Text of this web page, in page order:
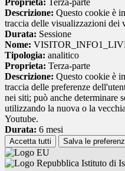
Descrizione: Questo cookie è
traccia delle visualizzazioni dei
Durata: Sessione
Nome:
Tipologia: analitico
Proprieta: Terza-parte
Descrizione: Questo cookie è
traccia delle preferenze
nei siti; può anche determinare
utilizzando la nuova o la
Youtube.
Durata: 6 mesi
Accetta tutti Salva le
Istituto di